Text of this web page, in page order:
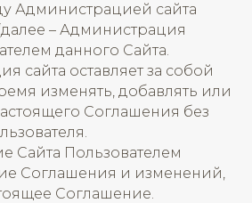
Администрацией сайта
– Администрация
данного Сайта.
сайта оставляет за собой
изменять, добавлять или
Соглашения без
Сайта Пользователем
Соглашения и изменений,
Соглашение.